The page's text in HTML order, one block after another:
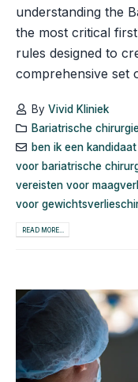
understanding the
the most critical
rules designed to
comprehensive set
By Vivid Kliniek
Bariatrische
ben ik een
voor bariatrische
vereisten voor
voor
READ MORE...